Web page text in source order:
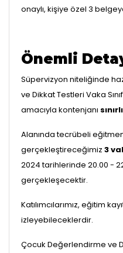
onaylı, kişiye özel 3
Önemli
Süpervizyon niteliğinde
ve Dikkat Testleri Vaka
amacıyla kontenjanı
Alanında tecrübeli
gerçekleştireceğimiz 3
2024 tarihlerinde 20.00 -
gerçekleşecektir.
Katılımcılarımız, eğitim
izleyebileceklerdir.
Çocuk Değerlendirme ve